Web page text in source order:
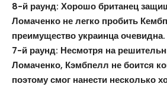
8-й раунд: Хорошо британец
Ломаченко не легко пробить
преимущество украинца очевидна.
7-й раунд: Несмотря на
Ломаченко, Кэмбпелл не боится
поэтому смог нанести несколько